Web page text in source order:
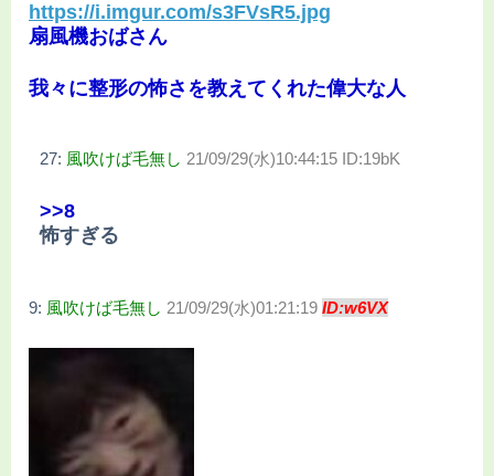
https://i.imgur.com/s3FVsR5.jpg
扇風機おばさん
我々に整形の怖さを教えてくれた偉大な人
27: 風吹けば毛無し 21/09/29(水)10:44:15 ID:19bK
>>8
怖すぎる
9: 風吹けば毛無し 21/09/29(水)01:21:19 ID:w6VX